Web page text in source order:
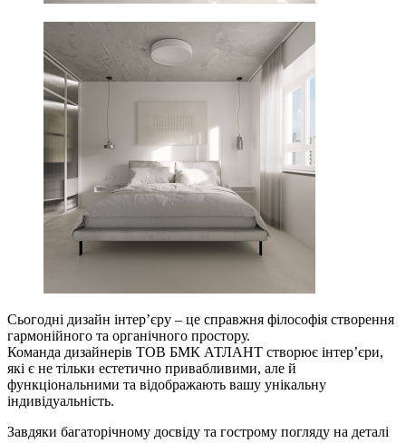
Сьогодні дизайн інтерʼєру – це справжня філософія створення
гармонійного та органічного простору.
Команда дизайнерів ТОВ БМК АТЛАНТ створює інтерʼєри,
які є не тільки естетично привабливими, але й
функціональними та відображають вашу унікальну
індивідуальність.
Завдяки багаторічному досвіду та гострому погляду на деталі